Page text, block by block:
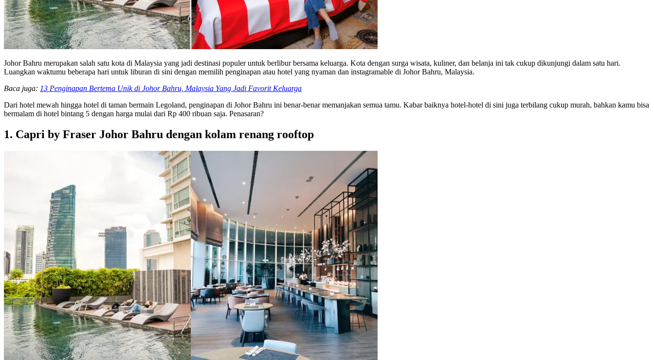
Johor Bahru merupakan salah satu kota di Malaysia yang jadi destinasi populer untuk berlibur bersama keluarga. Kota dengan surga wisata, kuliner, dan belanja ini tak cukup dikunjungi dalam satu hari.
Luangkan waktumu beberapa hari untuk liburan di sini dengan memilih penginapan atau hotel yang nyaman dan instagramable di Johor Bahru, Malaysia.
Baca juga: 13 Penginapan Bertema Unik di Johor Bahru, Malaysia Yang Jadi Favorit Keluarga
Dari hotel mewah hingga hotel di taman bermain Legoland, penginapan di Johor Bahru ini benar-benar memanjakan semua tamu. Kabar baiknya hotel-hotel di sini juga terbilang cukup murah, bahkan kamu bisa
bermalam di hotel bintang 5 dengan harga mulai dari Rp 400 ribuan saja. Penasaran?
1. Capri by Fraser Johor Bahru dengan kolam renang rooftop